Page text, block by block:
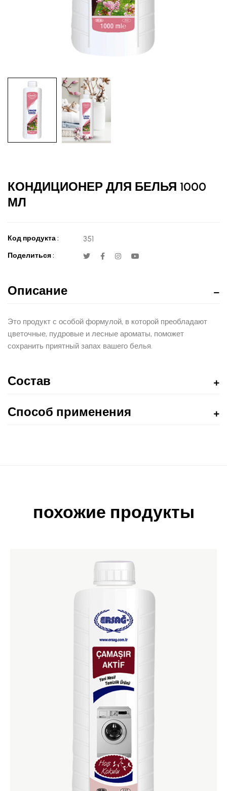
КОНДИЦИОНЕР ДЛЯ БЕЛЬЯ 1000
МЛ
Код продукта : 351
Поделиться :
Описание
Это продукт с особой формулой, в которой преобладают
цветочные, пудровые и лесные ароматы, поможет
сохранить приятный запах вашего белья.
Состав
Способ применения
похожие продукты